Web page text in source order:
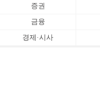
증권
금융
경제·시사